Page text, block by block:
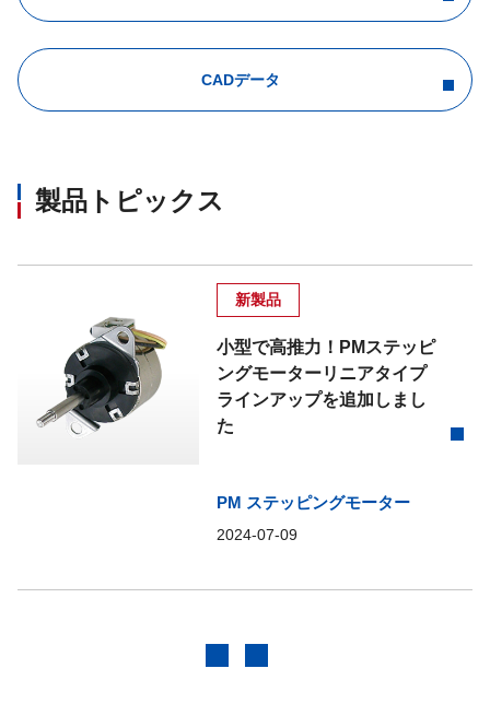
CADデータ
製品トピックス
新製品
小型で高推力！PMステッピ
ングモーターリニアタイプ
ラインアップを追加しまし
た
PM ステッピングモーター
2024-07-09